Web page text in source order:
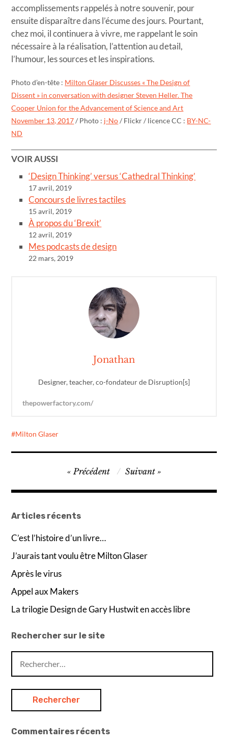
accomplissements rappelés à notre souvenir, pour
ensuite disparaître dans l’écume des jours. Pourtant,
chez moi, il continuera à vivre, me rappelant le soin
nécessaire à la réalisation, l’attention au detail,
l’humour, les sources et les inspirations.
Photo d’en-tête : Milton Glaser Discusses « The Design of
Dissent » in conversation with designer Steven Heller. The
Cooper Union for the Advancement of Science and Art
November 13, 2017/ Photo : j-No/ Flickr / licence CC : BY-NC-
ND
VOIR AUSSI
‘Design Thinking’ versus ‘Cathedral Thinking’
17 avril, 2019
Concours de livres tactiles
15 avril, 2019
À propos du ‘Brexit’
12 avril, 2019
Mes podcasts de design
22 mars, 2019
Jonathan
Designer, teacher, co-fondateur de Disruption[s]
thepowerfactory.com/
Milton Glaser
Navigation
de
Précédent Suivant
Articles récents
C’est l’histoire d’un livre…
J’aurais tant voulu être Milton Glaser
Après le virus
Appel aux Makers
La trilogie Design de Gary Hustwit en accès libre
Rechercher sur le site
Commentaires récents